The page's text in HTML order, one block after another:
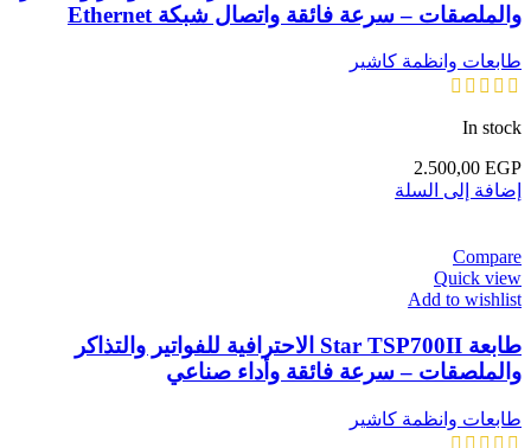
والملصقات – سرعة فائقة واتصال شبكة Ethernet
طابعات وانظمة كاشير
In stock
2.500,00 EGP
إضافة إلى السلة
Compare
Quick view
Add to wishlist
طابعة Star TSP700II الاحترافية للفواتير والتذاكر
والملصقات – سرعة فائقة وأداء صناعي
طابعات وانظمة كاشير